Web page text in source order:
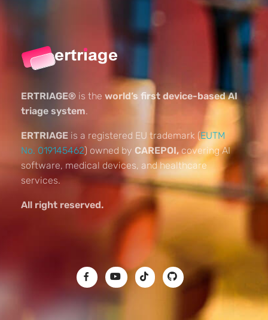
ERTRIAGE® is the world’s first device-based AI
triage system.
ERTRIAGE is a registered EU trademark (EUTM
No. 019145462) owned by CAREPOI,covering AI
software, medical devices, and healthcare
services.
All right reserved.